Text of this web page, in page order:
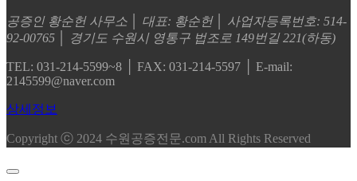
공증인 황순헌 사무소 │ 대표: 황순헌 │ 사업자등록번호: 514-
92-00765 │ 경기도 수원시 영통구 법조로 149번길 221(하동)
TEL: 031-214-5599~8 │ FAX: 031-214-5597 │ E-mail:
2145599@naver.com
상세정보
Copyright ⓒ 2024 수원공증전문.com All Rights Reserved